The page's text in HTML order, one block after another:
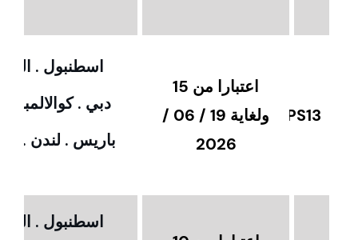
PS13
اعتبارا من 15
ولغاية 19 / 06 /
2026
اسطنبول .
دبي .
باريس . لندن .
اسطنبول .